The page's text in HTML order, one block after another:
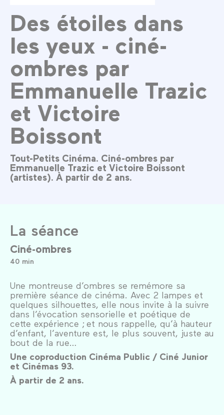
Des étoiles dans
les yeux - ciné-
ombres par
Emmanuelle Trazic
et Victoire
Boissont
Tout-Petits Cinéma. Ciné-ombres par
Emmanuelle Trazic et Victoire Boissont
(artistes). À partir de 2 ans.
La séance
Ciné-ombres
40 min
Une montreuse d’ombres se remémore sa
première séance de cinéma. Avec 2 lampes et
quelques silhouettes, elle nous invite à la suivre
dans l’évocation sensorielle et poétique de
cette expérience ; et nous rappelle, qu’à hauteur
d’enfant, l’aventure est, le plus souvent, juste au
bout de la rue…
Une coproduction Cinéma Public / Ciné Junior
et Cinémas 93.
À partir de 2 ans.